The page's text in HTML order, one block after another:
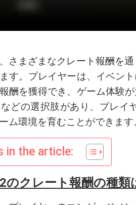
さまざまなクレート報酬を
す。プレイヤーは、イベン
酬を獲得でき、ゲーム体験
どの選択肢があり、プレイ
ム環境を育むことができます
in the article:
のクレート報酬の種類